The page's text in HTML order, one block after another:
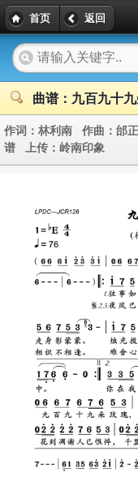
首页 返回
曲谱：九百九十
作词： 林利南 作曲： 邰
谱 上传： 岭南印象